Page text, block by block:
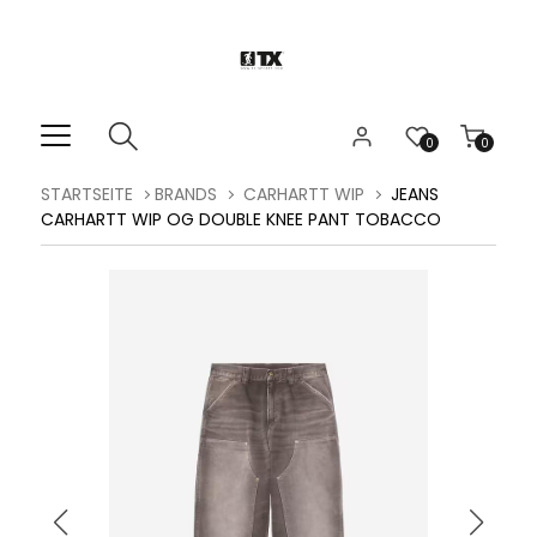
0
0
STARTSEITE BRANDS CARHARTT WIP
JEANS
CARHARTT WIP OG DOUBLE KNEE PANT TOBACCO